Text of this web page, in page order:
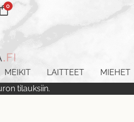
0
MEIKIT LAITTEET MIEHET
tilauksiin.